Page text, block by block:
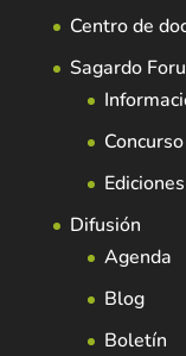
Centro de
Sagardo
Difusión
Agenda
Blog
Boletín